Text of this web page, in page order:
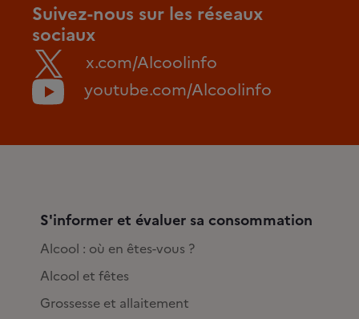
Suivez-nous sur les réseaux
sociaux
x.com/Alcoolinfo
youtube.com/Alcoolinfo
S'informer et évaluer sa consommation
Alcool : où en êtes-vous ?
Alcool et fêtes
Grossesse et allaitement